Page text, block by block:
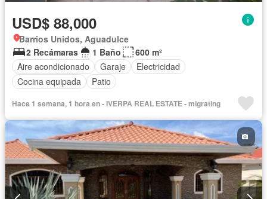
USD$ 88,000
Barrios Unidos, Aguadulce
2 Recámaras
1 Baño
600 m²
Aire acondicionado
Garaje
Electricidad
Cocina equipada
Patio
Hace 1 semana, 1 hora en - IVERPA REAL ESTATE - migrating